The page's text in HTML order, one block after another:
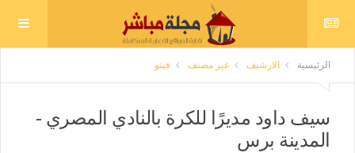
الرئيسية الارشيف غير مصنف فيتو
سيف داود مديرًا للكرة بالنادي المصري -
المدينة برس